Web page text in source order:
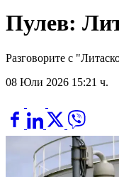
Пулев:
Разговорите с
08 Юли 2026 15:21 ч.